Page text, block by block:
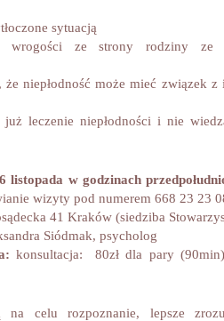
sytuacją
wrogości ze strony rodziny ze
że niepłodność może mieć związek
już leczenie niepłodności i nie
listopada w godzinach
wizyty pod numerem 668 23 23
41 Kraków (siedziba
Siódmak, psycholog
konsultacja: 80zł dla pary
na celu rozpoznanie, lepsze